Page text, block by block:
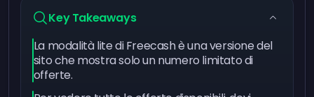
Key Takeaways
La modalità lite di Freecash è una versione del
sito che mostra solo un numero limitato di
offerte.